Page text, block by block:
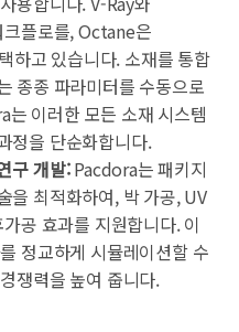
플로를, Octane은
하고 있습니다. 소재를 통합
종종 파라미터를 수동으로
이러한 모든 소재 시스템
정을 단순화합니다.
구 개발:Pacdora는 패키지
을 최적화하여, 박 가공, UV
공 효과를 지원합니다. 이
정교하게 시뮬레이션할 수
쟁력을 높여 줍니다.